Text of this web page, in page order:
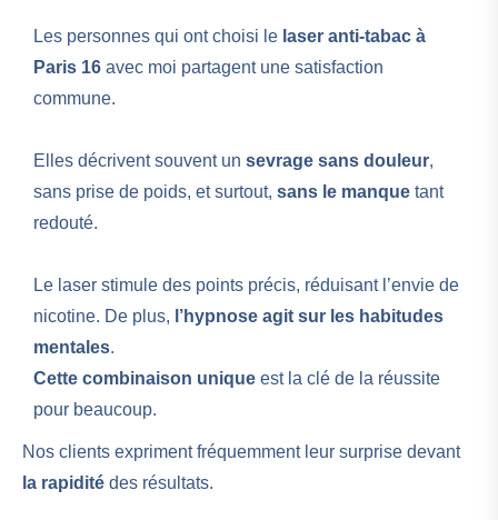
Les personnes qui ont choisi le laser anti-tabac à
Paris 16 avec moi partagent une satisfaction
commune.
Elles décrivent souvent un sevrage sans douleur,
sans prise de poids, et surtout, sans le manque tant
redouté.
Le laser stimule des points précis, réduisant l’envie de
nicotine. De plus, l’hypnose agit sur les habitudes
mentales.
Cette combinaison unique est la clé de la réussite
pour beaucoup.
Nos clients expriment fréquemment leur surprise devant
la rapidité des résultats.